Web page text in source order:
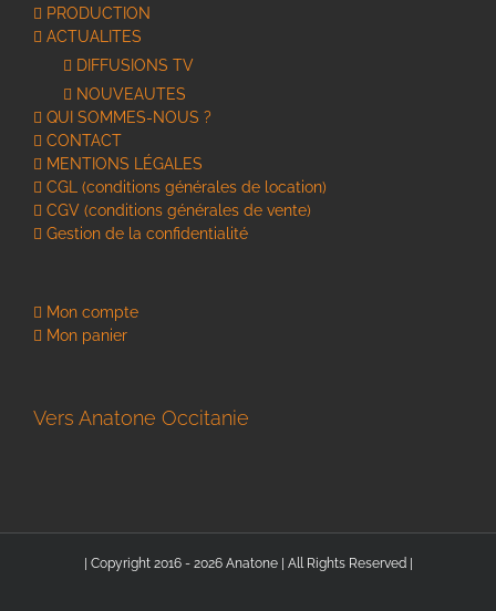
PRODUCTION
ACTUALITES
DIFFUSIONS TV
NOUVEAUTES
QUI SOMMES-NOUS ?
CONTACT
MENTIONS LÉGALES
CGL (conditions générales de location)
CGV (conditions générales de vente)
Gestion de la confidentialité
Mon compte
Mon panier
Vers Anatone Occitanie
| Copyright 2016 - 2026 Anatone | All Rights Reserved |